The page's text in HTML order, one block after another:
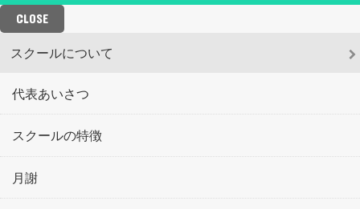
CLOSE
スクールについて
代表あいさつ
スクールの特徴
月謝